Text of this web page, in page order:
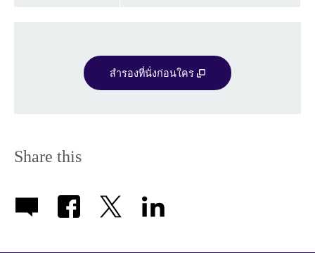
สำรองที่นั่งก่อนใคร
Share this